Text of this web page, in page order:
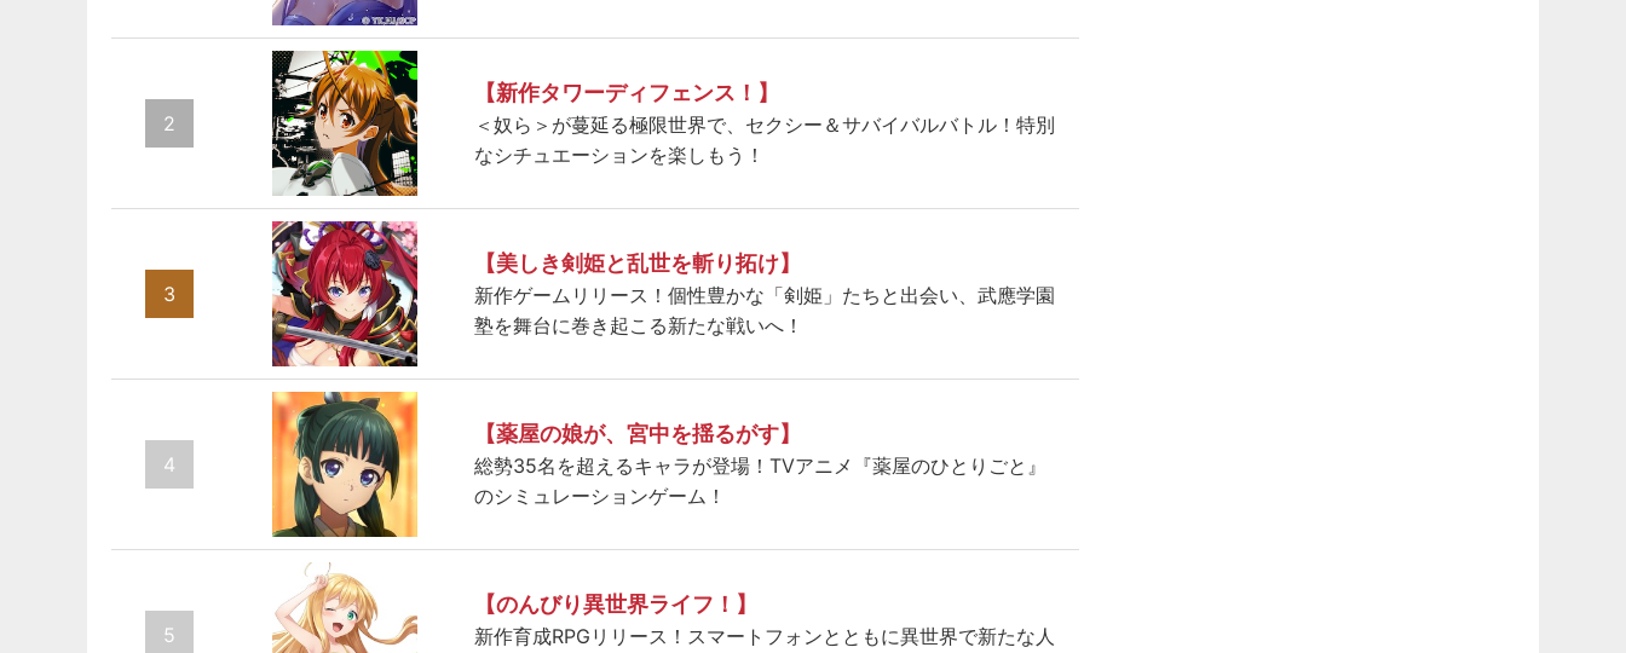
2
【新作タワーディフェンス！】
＜奴ら＞が蔓延る極限世界で、セクシー＆サバイバルバトル！特別
なシチュエーションを楽しもう！
3
【美しき剣姫と乱世を斬り拓け】
新作ゲームリリース！個性豊かな「剣姫」たちと出会い、武應学園
塾を舞台に巻き起こる新たな戦いへ！
4
【薬屋の娘が、宮中を揺るがす】
総勢35名を超えるキャラが登場！TVアニメ『薬屋のひとりごと』
のシミュレーションゲーム！
5
【のんびり異世界ライフ！】
新作育成RPGリリース！スマートフォンとともに異世界で新たな人